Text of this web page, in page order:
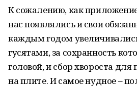
К сожалению, как
нас появлялись и свои
каждым годом
гусятами, за сохранность
головой, и сбор хвороста
на плите. И самое нудное –